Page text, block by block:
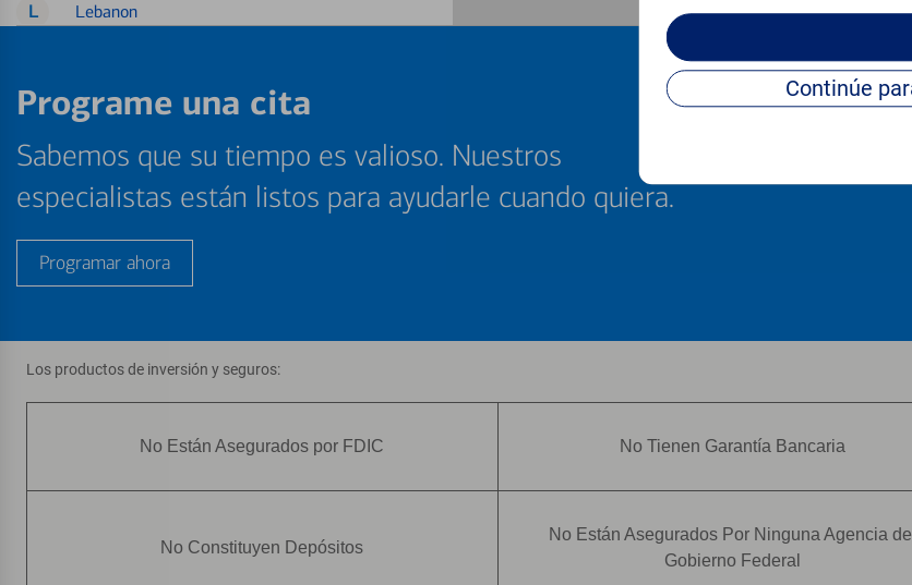
L
Lebanon
M Manchester
P Portsmouth
Seabrook
W Windham
Programe una cita
Sabemos que su tiempo es valioso. Nuestros
especialistas están listos para ayudarle cuando quiera.
Programar ahora
Los productos de inversión y seguros:
No Están Asegurados por FDIC No Tienen Garantía Bancaria
No Constituyen Depósitos
No Están Asegurados Por Ninguna Agencia del
Gobierno Federal